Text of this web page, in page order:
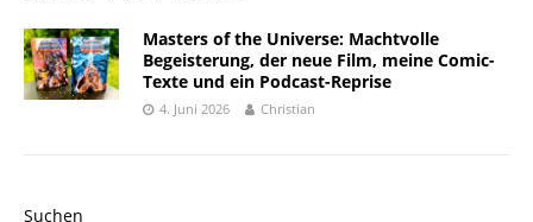
Masters of the Universe: Machtvolle
Begeisterung, der neue Film, meine Comic-
Texte und ein Podcast-Reprise
4. Juni 2026 Christian
Suchen